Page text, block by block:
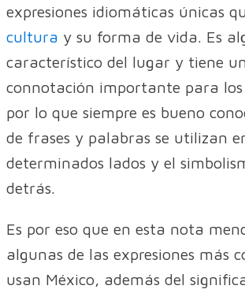
expresiones idiomáticas únicas
cultura y su forma de vida. Es
característico del lugar y tiene
connotación importante para los
por lo que siempre es bueno
de frases y palabras se utilizan
determinados lados y el
detrás.
Es por eso que en esta nota
algunas de las expresiones más
usan México, además del